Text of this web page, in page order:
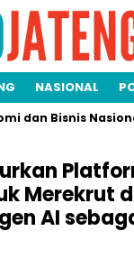
NASIONAL
Nasional?
Merekrut
AI